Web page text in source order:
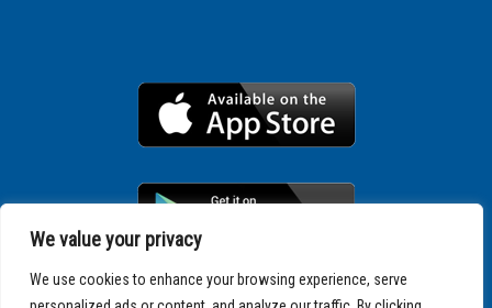
We value your privacy
We use cookies to enhance your browsing experience, serve